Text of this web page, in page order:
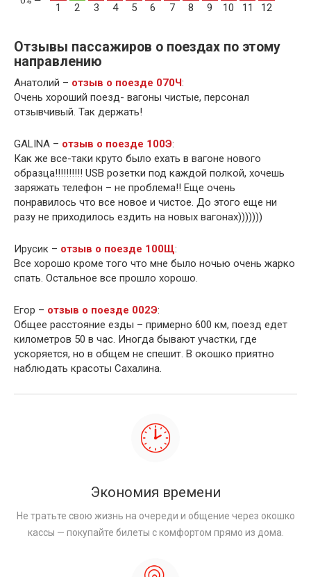
1 2 3 4 5 6 7 8 9 10 11 12
Отзывы пассажиров о поездах по этому
направлению
Анатолий – отзыв о поезде 070Ч:
Очень хороший поезд- вагоны чистые, персонал
отзывчивый. Так держать!
GALINA – отзыв о поезде 100Э:
Как же все-таки круто было ехать в вагоне нового
образца!!!!!!!!!! USB розетки под каждой полкой, хочешь
заряжать телефон – не проблема!! Еще очень
понравилось что все новое и чистое. До этого еще ни
разу не приходилось ездить на новых вагонах)))))))
Ирусик – отзыв о поезде 100Щ:
Все хорошо кроме того что мне было ночью очень жарко
спать. Остальное все прошло хорошо.
Егор – отзыв о поезде 002Э:
Общее расстояние езды – примерно 600 км, поезд едет
километров 50 в час. Иногда бывают участки, где
ускоряется, но в общем не спешит. В окошко приятно
наблюдать красоты Сахалина.
Экономия времени
Не тратьте свою жизнь на очереди и общение через окошко
кассы — покупайте билеты с комфортом прямо из дома.